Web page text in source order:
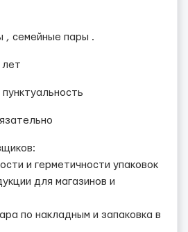
семейные пары .
лет
и герметичности упаковок
для магазинов и
по накладным и запаковка в